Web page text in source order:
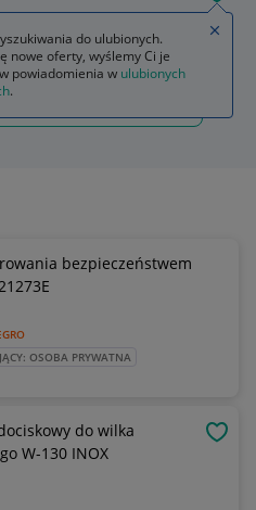
Przemysł Maszyny i urządzenia
bezpieczeństwem
OSOBA PRYWATNA
do wilka
W-130 INOX
do ulubionych.
nowe oferty, wyślemy Ci je
powiadomienia w ulubionych
.